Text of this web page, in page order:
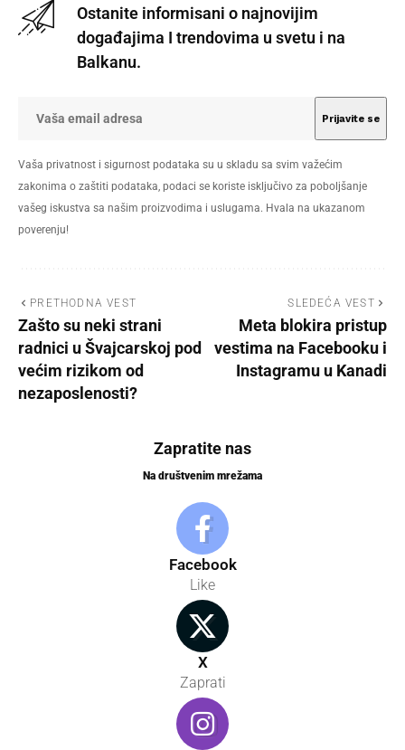
Ostanite informisani o najnovijim
događajima I trendovima u svetu i na
Balkanu.
Vaša privatnost i sigurnost podataka su u skladu sa svim važećim
zakonima o zaštiti podataka, podaci se koriste isključivo za poboljšanje
vašeg iskustva sa našim proizvodima i uslugama. Hvala na ukazanom
poverenju!
PRETHODNA VEST
Zašto su neki strani
radnici u Švajcarskoj pod
većim rizikom od
nezaposlenosti?
SLEDEĆA VEST
Meta blokira pristup
vestima na Facebooku i
Instagramu u Kanadi
Zapratite nas
Na društvenim mrežama
Facebook
Like
X
Zaprati